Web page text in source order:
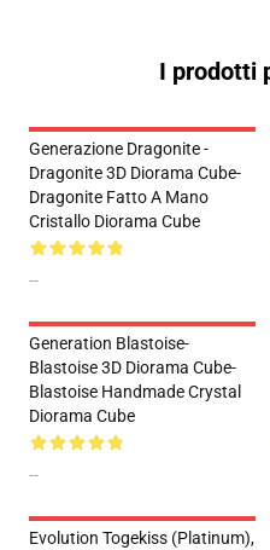
I prodotti
Generazione Dragonite -
Dragonite 3D Diorama Cube-
Dragonite Fatto A Mano
Cristallo Diorama Cube
--
Generation Blastoise-
Blastoise 3D Diorama Cube-
Blastoise Handmade Crystal
Diorama Cube
--
Evolution Togekiss (Platinum),